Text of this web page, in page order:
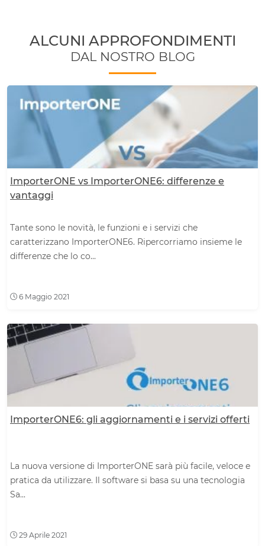
ALCUNI APPROFONDIMENTI
DAL NOSTRO BLOG
ImporterONE vs ImporterONE6: differenze e
vantaggi
Tante sono le novità, le funzioni e i servizi che
caratterizzano ImporterONE6. Ripercorriamo insieme le
differenze che lo co...
6 Maggio 2021
ImporterONE6: gli aggiornamenti e i servizi offerti
La nuova versione di ImporterONE sarà più facile, veloce e
pratica da utilizzare. Il software si basa su una tecnologia
Sa...
29 Aprile 2021